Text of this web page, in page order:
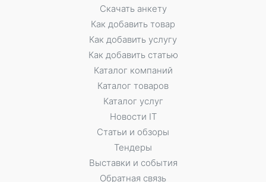
Скачать анкету
Как добавить товар
Как добавить услугу
Как добавить статью
Каталог компаний
Каталог товаров
Каталог услуг
Новости IT
Статьи и обзоры
Тендеры
Выставки и события
Обратная связь